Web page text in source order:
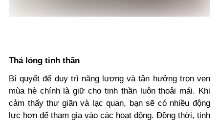
Thả lỏng tinh thần
Bí quyết để duy trì năng lượng và tận hưởng trọn vẹn
mùa hè chính là giữ cho tinh thần luôn thoải mái. Khi
cảm thấy thư giãn và lạc quan, bạn sẽ có nhiều động
lực hơn để tham gia vào các hoạt động. Đồng thời, tinh